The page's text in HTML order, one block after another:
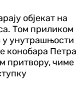
објекат на
Том приликом
у унутрашњости
конобара Петра
притвору, чиме